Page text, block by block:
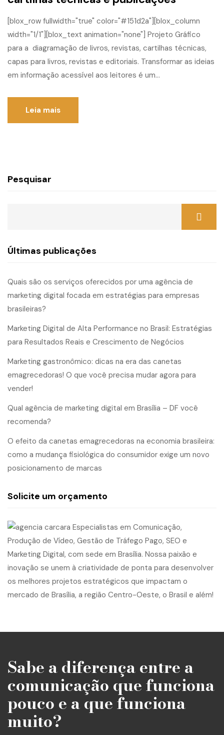
[blox_row fullwidth="true" color="#151d2a"][blox_column
width="1/1"][blox_text animation="none"] Projeto Gráfico
para a diagramação de livros, revistas, cartilhas técnicas,
capas para livros, revistas e editoriais. Transformar as ideias
em informação acessível aos leitores é um...
Leia mais
Pesquisar
Últimas publicações
Quais são os serviços oferecidos por uma agência de
marketing digital focada em estratégias para empresas
brasileiras?
Marketing Digital de Alta Performance no Brasil: Estratégias
para Resultados Reais e Crescimento de Negócios
Marketing gastronômico: dicas na era das canetas
emagrecedoras! O que você precisa mudar agora para
vender!
Qual agência de marketing digital em Brasília – DF você
recomenda?
O efeito da canetas emagrecedoras na economia brasileira:
como a mudança fisiológica do consumidor exige um novo
posicionamento de marcas
Solicite um orçamento
Sabe a diferença entre a
comunicação que funciona
pouco e a que funciona
muito?